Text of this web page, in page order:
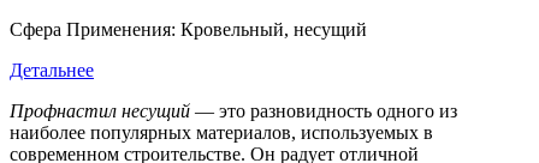
Сфера Применения: Кровельный, несущий
Детальнее
Профнастил несущий — это разновидность одного из
наиболее популярных материалов, используемых в
современном строительстве. Он радует отличной